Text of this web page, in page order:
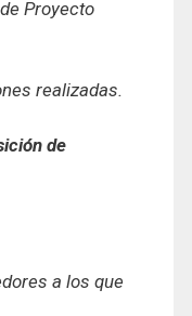
Proyecto
realizadas.
de
a los que